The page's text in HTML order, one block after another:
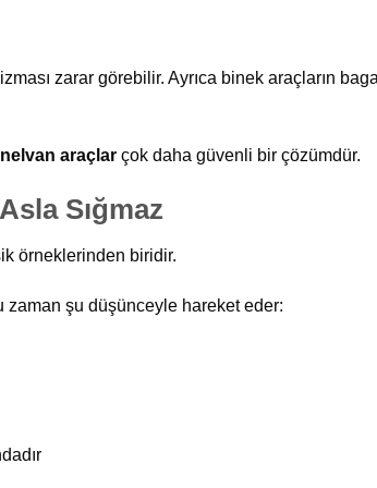
zarar görebilir. Ayrıca binek araçların
araçlarçok daha güvenli bir çözümdür.
Sığmaz
örneklerinden biridir.
şu düşünceyle hareket eder: